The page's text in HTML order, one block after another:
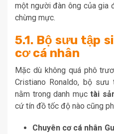
một người đàn ông của gia
chừng mực.
5.1. Bộ sưu tập
cơ cá nhân
Mặc dù không quá phô
Cristiano Ronaldo, bộ
nằm trong danh mụctài
cứ tín đồ tốc độ nào cũng
Chuyên cơ cá nhân